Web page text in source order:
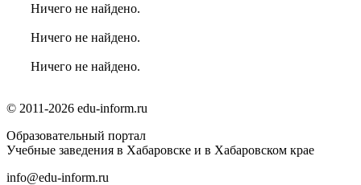
Ничего не найдено.
Ничего не найдено.
Ничего не найдено.
© 2011-2026 edu-inform.ru
Образовательный портал
Учебные заведения в Хабаровске и в Хабаровском крае
info@edu-inform.ru